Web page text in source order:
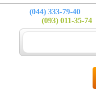
(044) 333-79-40
(093) 011-35-74